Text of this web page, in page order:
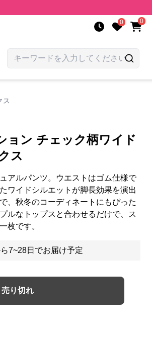
0 0
ス
ョン チェック柄ワイド
ス
アルパンツ。ウエストはゴム仕様で
ワイドシルエットが脚長効果を演出
、秋冬のコーディネートにもぴった
ルなトップスと合わせるだけで、ス
枚です。
7~28日でお届け予定
売り切れ